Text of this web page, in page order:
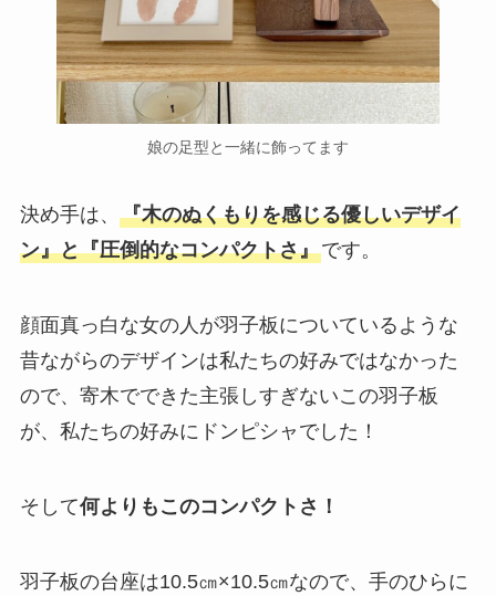
娘の足型と一緒に飾ってます
決め手は、 『木のぬくもりを感じる優しいデザイ
ン』と『圧倒的なコンパクトさ』です。
顔面真っ白な女の人が羽子板についているような
昔ながらのデザインは私たちの好みではなかった
ので、寄木でできた主張しすぎないこの羽子板
が、私たちの好みにドンピシャでした！
そして何よりもこのコンパクトさ！
羽子板の台座は10.5㎝×10.5㎝なので、手のひらに